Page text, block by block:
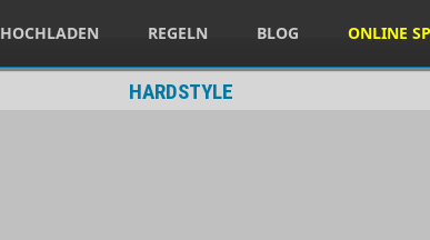
HOCHLADEN REGELN BLOG ONLINE
HARDSTYLE